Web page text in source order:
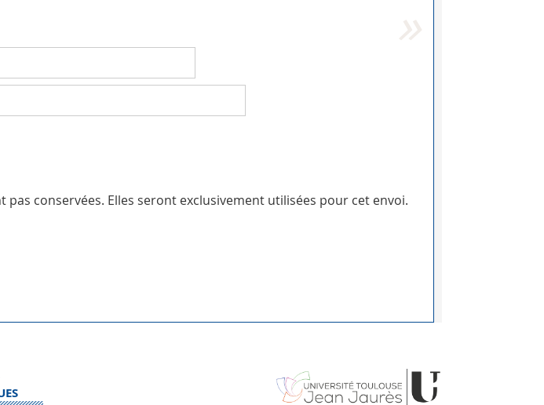
pas conservées. Elles seront exclusivement utilisées pour cet envoi.